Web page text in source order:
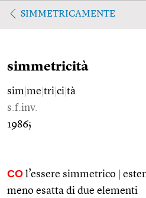
SIMMETRICAMENTE
simmetricità
sim me tri ci tà
s.f.inv.
1986;
CO l’essere simmetrico
meno esatta di due elementi